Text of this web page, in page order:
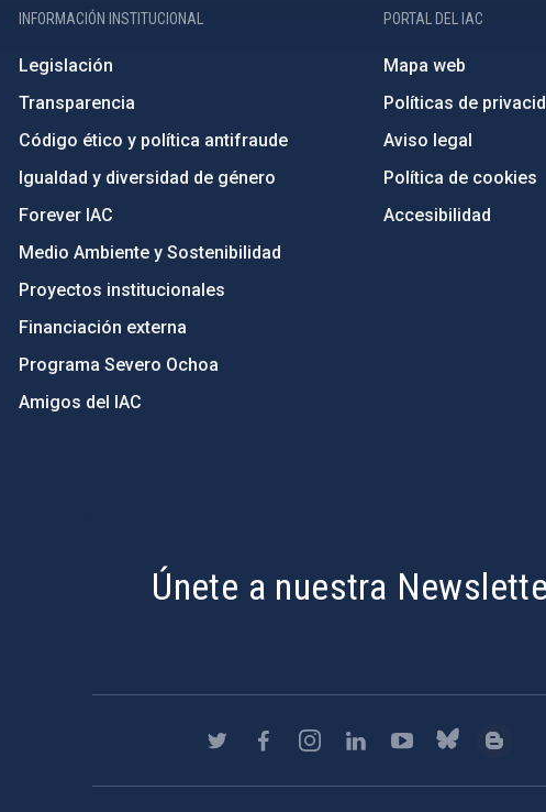
INFORMACIÓN INSTITUCIONAL
Legislación
Transparencia
Código ético y política antifraude
Igualdad y diversidad de género
Forever IAC
Medio Ambiente y Sostenibilidad
Proyectos institucionales
Financiación externa
Programa Severo Ochoa
Amigos del IAC
PORTAL DEL IAC
Mapa web
Políticas de
Aviso legal
Política de cookies
Accesibilidad
Únete a nuestra